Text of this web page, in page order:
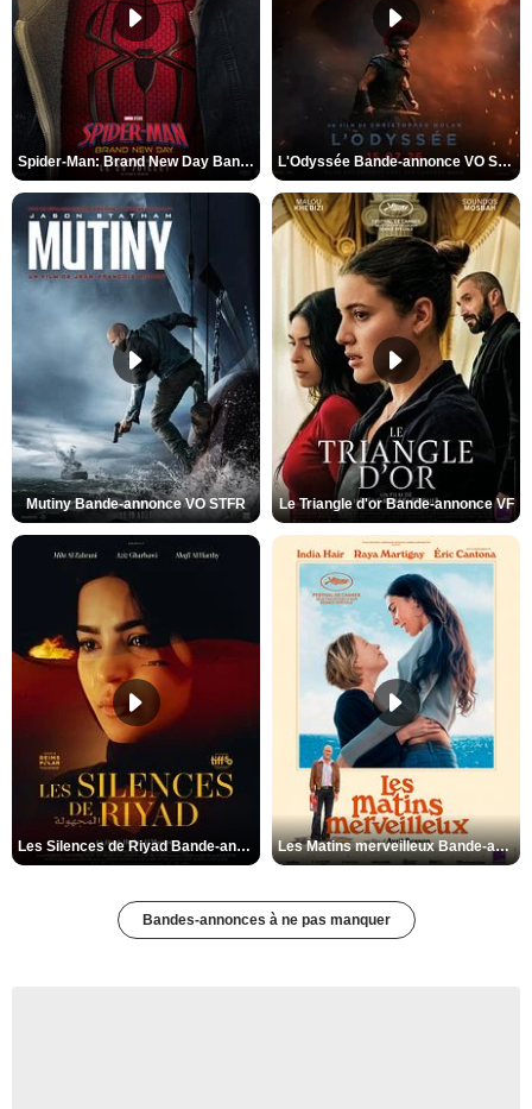
Spider-Man: Brand New Day Bande-annonce VO STFR L'Odyssée Bande-annonce VO STFR
Mutiny Bande-annonce VO STFR Le Triangle d'or Bande-annonce VF
Les Silences de Riyad Bande-annonce VO STFR Les Matins merveilleux Bande-annonce VF
Bandes-annonces à ne pas manquer